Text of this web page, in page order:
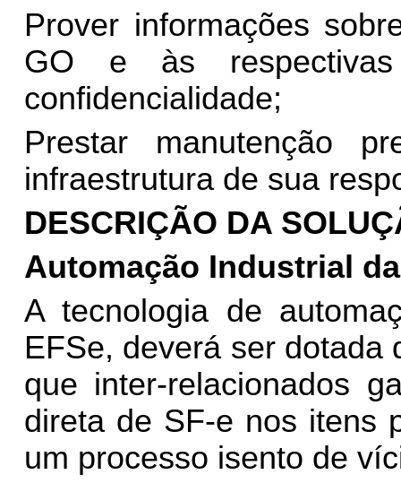
Prover informações
GO e às
confidencialidade;
Prestar manutenção
infraestrutura de sua
DESCRIÇÃO DA
Automação Industrial
A tecnologia de
EFSe, deverá ser dotada
que inter-relacionados
direta de SF-e nos itens
um processo isento de